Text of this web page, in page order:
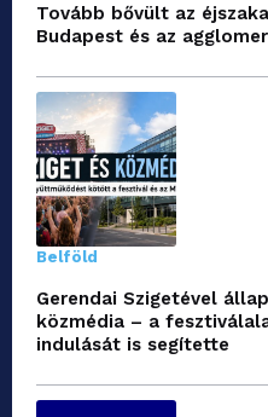
Tovább bővült az
Budapest és az
Belföld
Gerendai Szigetével
közmédia – a
indulását is segítette